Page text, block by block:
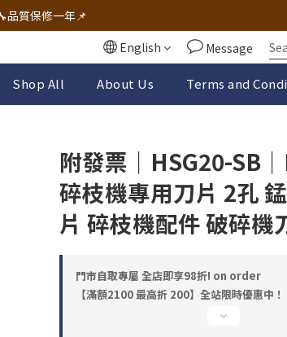
選 宇慶五金網拍🔧
品質保修一年📌
選 宇慶五金網拍🔧
English Message
Shop All About Us Terms and
附發票｜HSG20-SB
碎枝機專用刀片 2孔
片 碎枝機配件 破碎機
門市自取專屬 全店即享98折! on order
【滿額2100 最高折 200】全站限時優惠中